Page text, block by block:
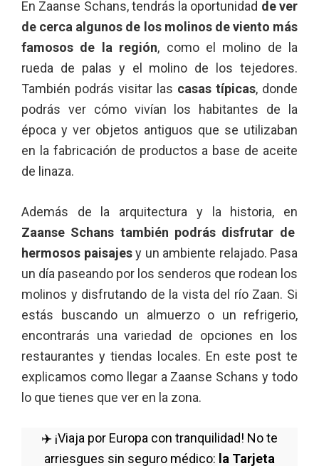
En Zaanse Schans, tendrás la oportunidad de ver
de cerca algunos de los molinos de viento más
famosos de la región, como el molino de la
rueda de palas y el molino de los tejedores.
También podrás visitar las casas típicas, donde
podrás ver cómo vivían los habitantes de la
época y ver objetos antiguos que se utilizaban
en la fabricación de productos a base de aceite
de linaza.
Además de la arquitectura y la historia, en
Zaanse Schans también podrás disfrutar de
hermosos paisajesy un ambiente relajado. Pasa
un día paseando por los senderos que rodean los
molinos y disfrutando de la vista del río Zaan. Si
estás buscando un almuerzo o un refrigerio,
encontrarás una variedad de opciones en los
restaurantes y tiendas locales. En este post te
explicamos como llegar a Zaanse Schans y todo
lo que tienes que ver en la zona.
✈️ ¡Viaja por Europa con tranquilidad! No te
arriesgues sin seguro médico: la Tarjeta